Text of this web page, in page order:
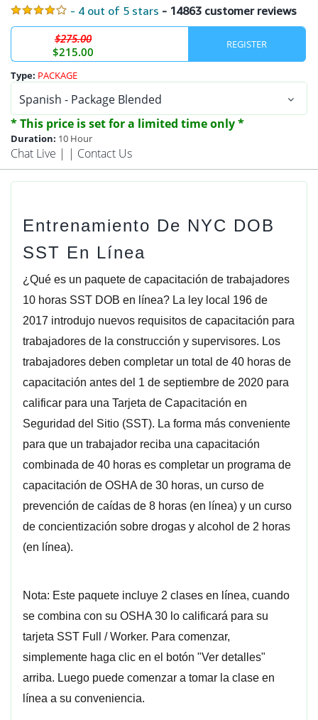
- 4 out of 5 stars - 14863 customer reviews
$275.00
$215.00
Type: PACKAGE
* This price is set for a limited time only *
Duration: 10 Hour
Chat Live | | Contact Us
Entrenamiento De NYC DOB
SST En Línea
¿Qué es un paquete de capacitación de trabajadores
10 horas SST DOB en línea? La ley local 196 de
2017 introdujo nuevos requisitos de capacitación para
trabajadores de la construcción y supervisores. Los
trabajadores deben completar un total de 40 horas de
capacitación antes del 1 de septiembre de 2020 para
calificar para una Tarjeta de Capacitación en
Seguridad del Sitio (SST). La forma más conveniente
para que un trabajador reciba una capacitación
combinada de 40 horas es completar un programa de
capacitación de OSHA de 30 horas, un curso de
prevención de caídas de 8 horas (en línea) y un curso
de concientización sobre drogas y alcohol de 2 horas
(en línea).
Nota: Este paquete incluye 2 clases en línea, cuando
se combina con su OSHA 30 lo calificará para su
tarjeta SST Full / Worker. Para comenzar,
simplemente haga clic en el botón "Ver detalles"
arriba. Luego puede comenzar a tomar la clase en
línea a su conveniencia.